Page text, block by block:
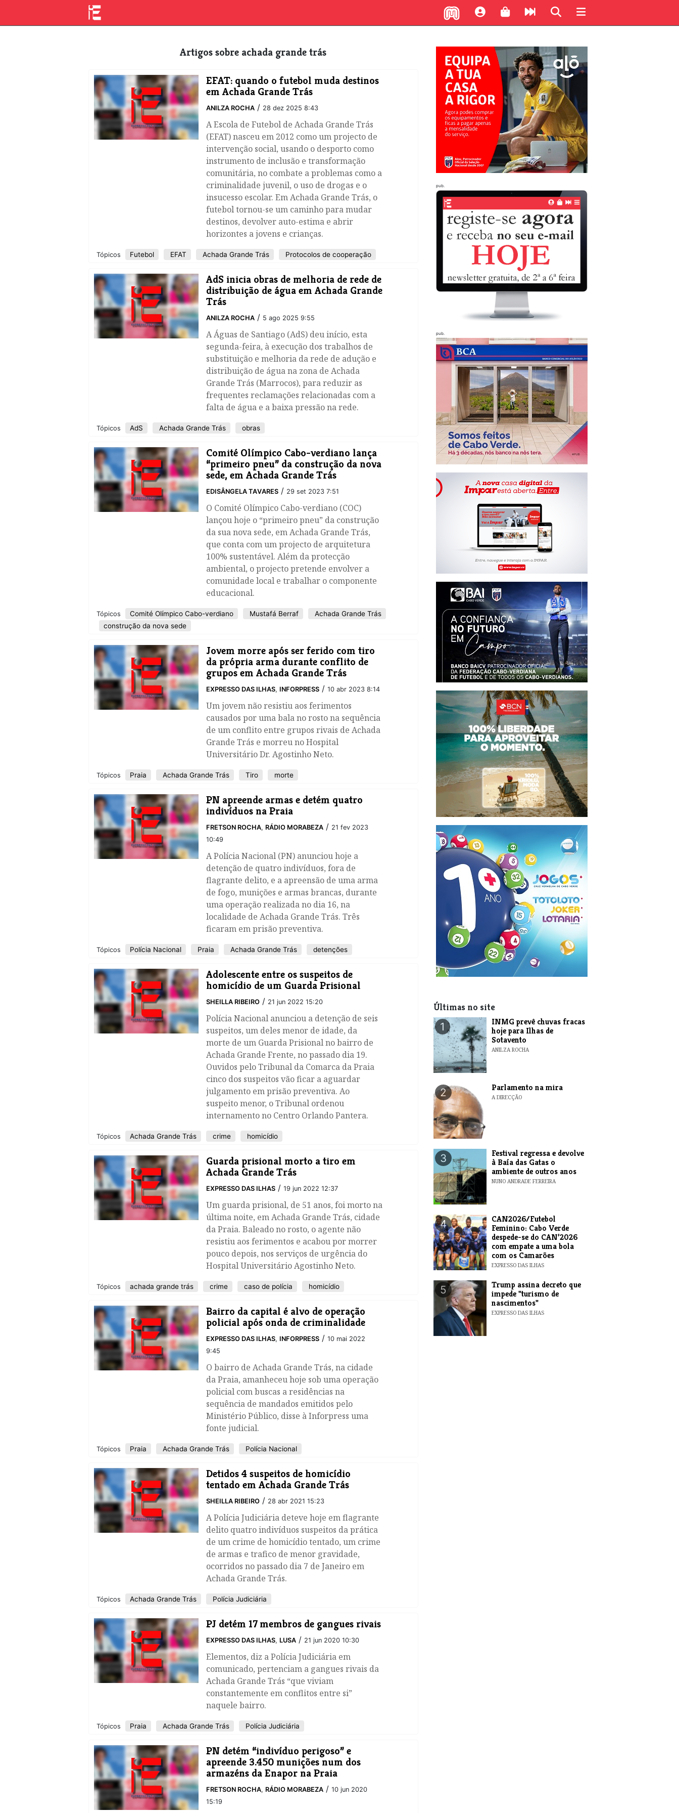
Artigos sobre achada grande trás
EFAT: quando o futebol muda destinos
em Achada Grande Trás
ANILZA ROCHA / 28 dez 2025 8:43
A Escola de Futebol de Achada Grande Trás
(EFAT) nasceu em 2012 como um projecto de
intervenção social, usando o desporto como
instrumento de inclusão e transformação
comunitária, no combate a problemas como a
criminalidade juvenil, o uso de drogas e o
insucesso escolar. Em Achada Grande Trás, o
futebol tornou-se um caminho para mudar
destinos, devolver auto-estima e abrir
horizontes a jovens e crianças.
Tópicos Futebol EFAT Achada Grande Trás Protocolos de cooperação
AdS inicia obras de melhoria de rede de
distribuição de água em Achada Grande
Trás
ANILZA ROCHA / 5 ago 2025 9:55
A Águas de Santiago (AdS) deu início, esta
segunda-feira, à execução dos trabalhos de
substituição e melhoria da rede de adução e
distribuição de água na zona de Achada
Grande Trás (Marrocos), para reduzir as
frequentes reclamações relacionadas com a
falta de água e a baixa pressão na rede.
Tópicos AdS Achada Grande Trás obras
​Comité Olímpico Cabo-verdiano lança
“primeiro pneu” da construção da nova
sede, em Achada Grande Trás
EDISÂNGELA TAVARES / 29 set 2023 7:51
O Comité Olímpico Cabo-verdiano (COC)
lançou hoje o “primeiro pneu” da construção
da sua nova sede, em Achada Grande Trás,
que conta com um projecto de arquitetura
100% sustentável. Além da protecção
ambiental, o projecto pretende envolver a
comunidade local e trabalhar o componente
educacional.
Tópicos Comité Olímpico Cabo-verdiano Mustafá Berraf
Achada Grande Trás
construção da nova sede
Jovem morre após ser ferido com tiro
da própria arma durante conflito de
grupos em Achada Grande Trás
EXPRESSO DAS ILHAS, INFORPRESS / 10 abr 2023 8:14
Um jovem não resistiu aos ferimentos
causados por uma bala no rosto na sequência
de um conflito entre grupos rivais de Achada
Grande Trás e morreu no Hospital
Universitário Dr. Agostinho Neto.
Tópicos Praia Achada Grande Trás Tiro morte
​PN apreende armas e detém quatro
indivíduos na Praia
FRETSON ROCHA, RÁDIO MORABEZA / 21 fev 2023
10:49
A Polícia Nacional (PN) anunciou hoje a
detenção de quatro indivíduos, fora de
flagrante delito, e a apreensão de uma arma
de fogo, munições e armas brancas, durante
uma operação realizada no dia 16, na
localidade de Achada Grande Trás. Três
ficaram em prisão preventiva.
Tópicos Polícia Nacional Praia Achada Grande Trás detenções
Adolescente entre os suspeitos de
homicídio de um Guarda Prisional
SHEILLA RIBEIRO / 21 jun 2022 15:20
Polícia Nacional anunciou a detenção de seis
suspeitos, um deles menor de idade, da
morte de um Guarda Prisional no bairro de
Achada Grande Frente, no passado dia 19.
Ouvidos pelo Tribunal da Comarca da Praia
cinco dos suspeitos vão ficar a aguardar
julgamento em prisão preventiva. Ao
suspeito menor, o Tribunal ordenou
internamento no Centro Orlando Pantera.
Tópicos Achada Grande Trás crime homicídio
Guarda prisional morto a tiro em
Achada Grande Trás
EXPRESSO DAS ILHAS / 19 jun 2022 12:37
​Um guarda prisional, de 51 anos, foi morto na
última noite, em Achada Grande Trás, cidade
da Praia. Baleado no rosto, o agente não
resistiu aos ferimentos e acabou por morrer
pouco depois, nos serviços de urgência do
Hospital Universitário Agostinho Neto.
Tópicos achada grande trás crime caso de polícia homicídio
Bairro da capital é alvo de operação
policial após onda de criminalidade
EXPRESSO DAS ILHAS, INFORPRESS / 10 mai 2022
9:45
O bairro de Achada Grande Trás, na cidade
da Praia, amanheceu hoje sob uma operação
policial com buscas a residências na
sequência de mandados emitidos pelo
Ministério Público, disse à Inforpress uma
fonte judicial.
Tópicos Praia Achada Grande Trás Polícia Nacional
Detidos 4 suspeitos de homicídio
tentado em Achada Grande Trás
SHEILLA RIBEIRO / 28 abr 2021 15:23
A Polícia Judiciária deteve hoje em flagrante
delito quatro indivíduos suspeitos da prática
de um crime de homicídio tentado, um crime
de armas e trafico de menor gravidade,
ocorridos no passado dia 7 de Janeiro em
Achada Grande Trás.
Tópicos Achada Grande Trás Polícia Judiciária
PJ detém 17 membros de gangues rivais
EXPRESSO DAS ILHAS, LUSA / 21 jun 2020 10:30
Elementos, diz a Polícia Judiciária em
comunicado, pertenciam a gangues rivais da
Achada Grande Trás “que viviam
constantemente em conflitos entre si”
naquele bairro.
Tópicos Praia Achada Grande Trás Polícia Judiciária
​PN detém “indivíduo perigoso” e
apreende 3.450 munições num dos
armazéns da Enapor na Praia
FRETSON ROCHA, RÁDIO MORABEZA / 10 jun 2020
15:19
pub.
pub.
Últimas no site
1
INMG prevê chuvas fracas
hoje para Ilhas de
Sotavento
ANILZA ROCHA
2 Parlamento na mira
A DIRECÇÃO
3
Festival regressa e devolve
à Baía das Gatas o
ambiente de outros anos
NUNO ANDRADE FERREIRA
4
CAN2026/Futebol
Feminino: Cabo Verde
despede-se do CAN’2026
com empate a uma bola
com os Camarões
EXPRESSO DAS ILHAS
5
Trump assina decreto que
impede "turismo de
nascimentos"
EXPRESSO DAS ILHAS